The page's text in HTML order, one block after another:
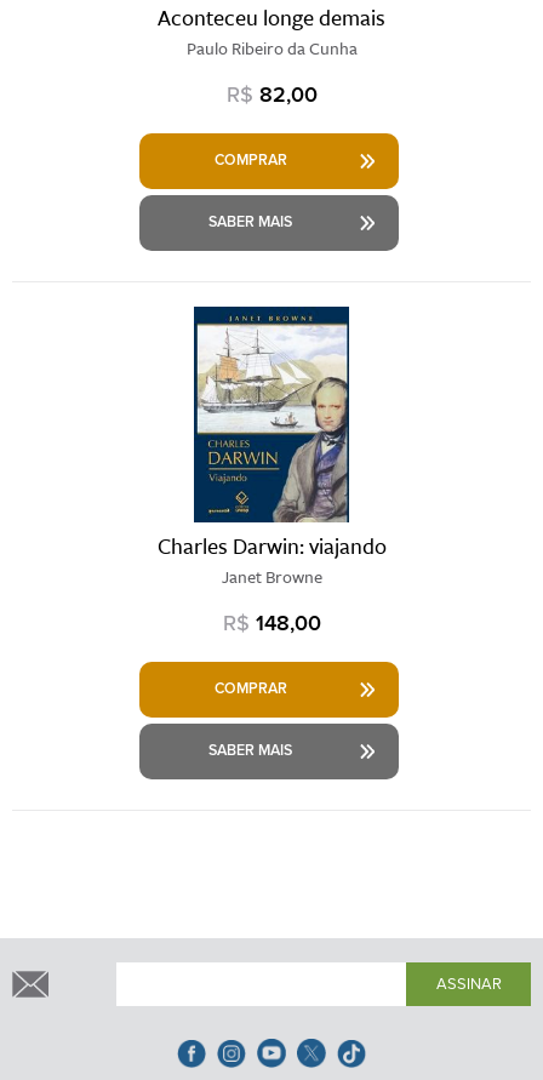
Aconteceu longe demais
Paulo Ribeiro da Cunha
R$ 82,00
COMPRAR
SABER MAIS
Charles Darwin: viajando
Janet Browne
R$ 148,00
COMPRAR
SABER MAIS
ASSINAR